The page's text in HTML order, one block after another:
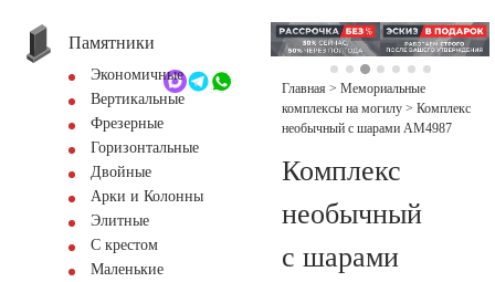
+7 (495) 518-44-23
Обратный звонок
Памятники
Экономичные
Вертикальные
Фрезерные
Горизонтальные
Двойные
Арки и Колонны
Элитные
С крестом
Маленькие
Главная > Мемориальные
комплексы на могилу > Комплекс
необычный с шарами AM4987
Комплекс
необычный
с шарами